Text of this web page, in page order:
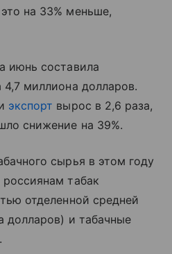
на 33% меньше,
июнь составила
миллиона долларов.
экспорт вырос в 2,6 раза,
снижение на 39%.
сырья в этом году
табак
отделенной средней
долларов) и табачные